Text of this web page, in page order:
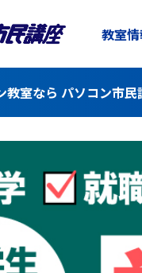
教室
教室なら パソコン市民